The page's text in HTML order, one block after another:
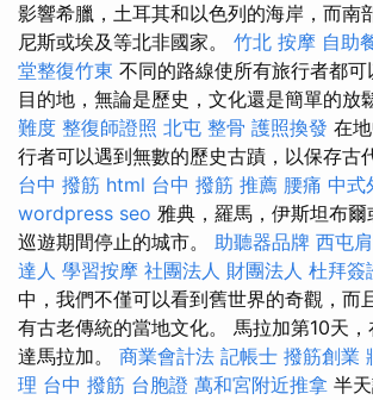
影響希臘，土耳其和以色列的海岸，而南
尼斯或埃及等北非國家。 竹北 按摩 自助
堂整復竹東 不同的路線使所有旅行者都
目的地，無論是歷史，文化還是簡單的放
難度 整復師證照 北屯 整骨 護照換發 在
行者可以遇到無數的歷史古蹟，以保存古
台中 撥筋 html 台中 撥筋 推薦 腰痛 中式
wordpress seo 雅典，羅馬，伊斯坦布
巡遊期間停止的城市。 助聽器品牌 西屯
達人 學習按摩 社團法人 財團法人 杜拜簽
中，我們不僅可以看到舊世界的奇觀，而
有古老傳統的當地文化。 馬拉加第10天
達馬拉加。 商業會計法 記帳士 撥筋創業
理 台中 撥筋 台胞證 萬和宮附近推拿 半